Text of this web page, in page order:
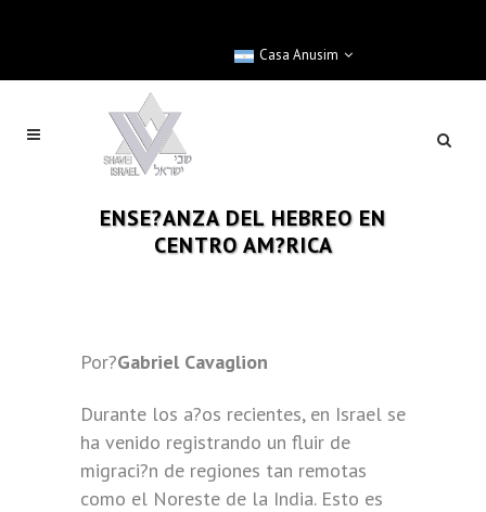
Casa Anusim
ENSE?ANZA DEL HEBREO EN
CENTRO AM?RICA
Por?Gabriel Cavaglion
Durante los a?os recientes, en Israel se
ha venido registrando un fluir de
migraci?n de regiones tan remotas
como el Noreste de la India. Esto es